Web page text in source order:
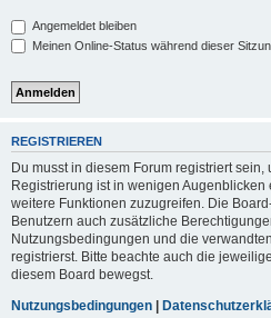
Angemeldet bleiben
Meinen Online-Status während dieser
REGISTRIEREN
Du musst in diesem Forum registriert
Registrierung ist in wenigen
weitere Funktionen zuzugreifen. Die
Benutzern auch zusätzliche
Nutzungsbedingungen und die
registrierst. Bitte beachte auch die
diesem Board bewegst.
Nutzungsbedingungen |